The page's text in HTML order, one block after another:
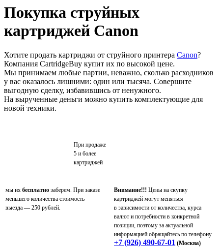
Покупка струйных
картриджей Canon
Хотите продать картриджи от струйного принтера Canon?
Компания CartridgeBuy купит их по высокой цене.
Мы принимаем любые партии, неважно, сколько расходников
у вас оказалось лишними: один или тысяча. Совершите
выгодную сделку, избавившись от ненужного.
На вырученные деньги можно купить комплектующие для
новой техники.
При продаже
5 и более
картриджей
мы их бесплатно заберем. При заказе
меньшего количества стоимость
выезда — 250 рублей.
Внимание!!! Цены на скупку
картриджей могут меняться
в зависимости от количества, курса
валют и потребности в конкретной
позиции, поэтому за актуальной
информацией обращайтесь по телефону
+7 (926) 490-67-01 (Москва)